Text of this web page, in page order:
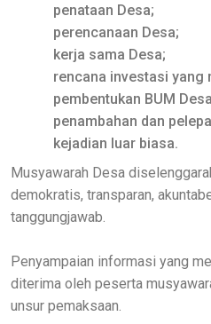
penataan Desa;
perencanaan Desa;
kerja sama Desa;
rencana investasi yang
pembentukan BUM
penambahan dan
kejadian luar biasa.
Musyawarah Desa
demokratis, transparan,
tanggungjawab.
Penyampaian informasi yang
diterima oleh peserta
unsur pemaksaan.